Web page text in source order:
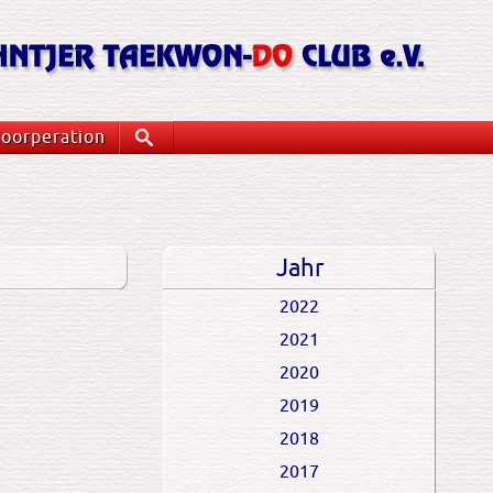
Suche
Jahr
2022
2021
2020
2019
2018
2017